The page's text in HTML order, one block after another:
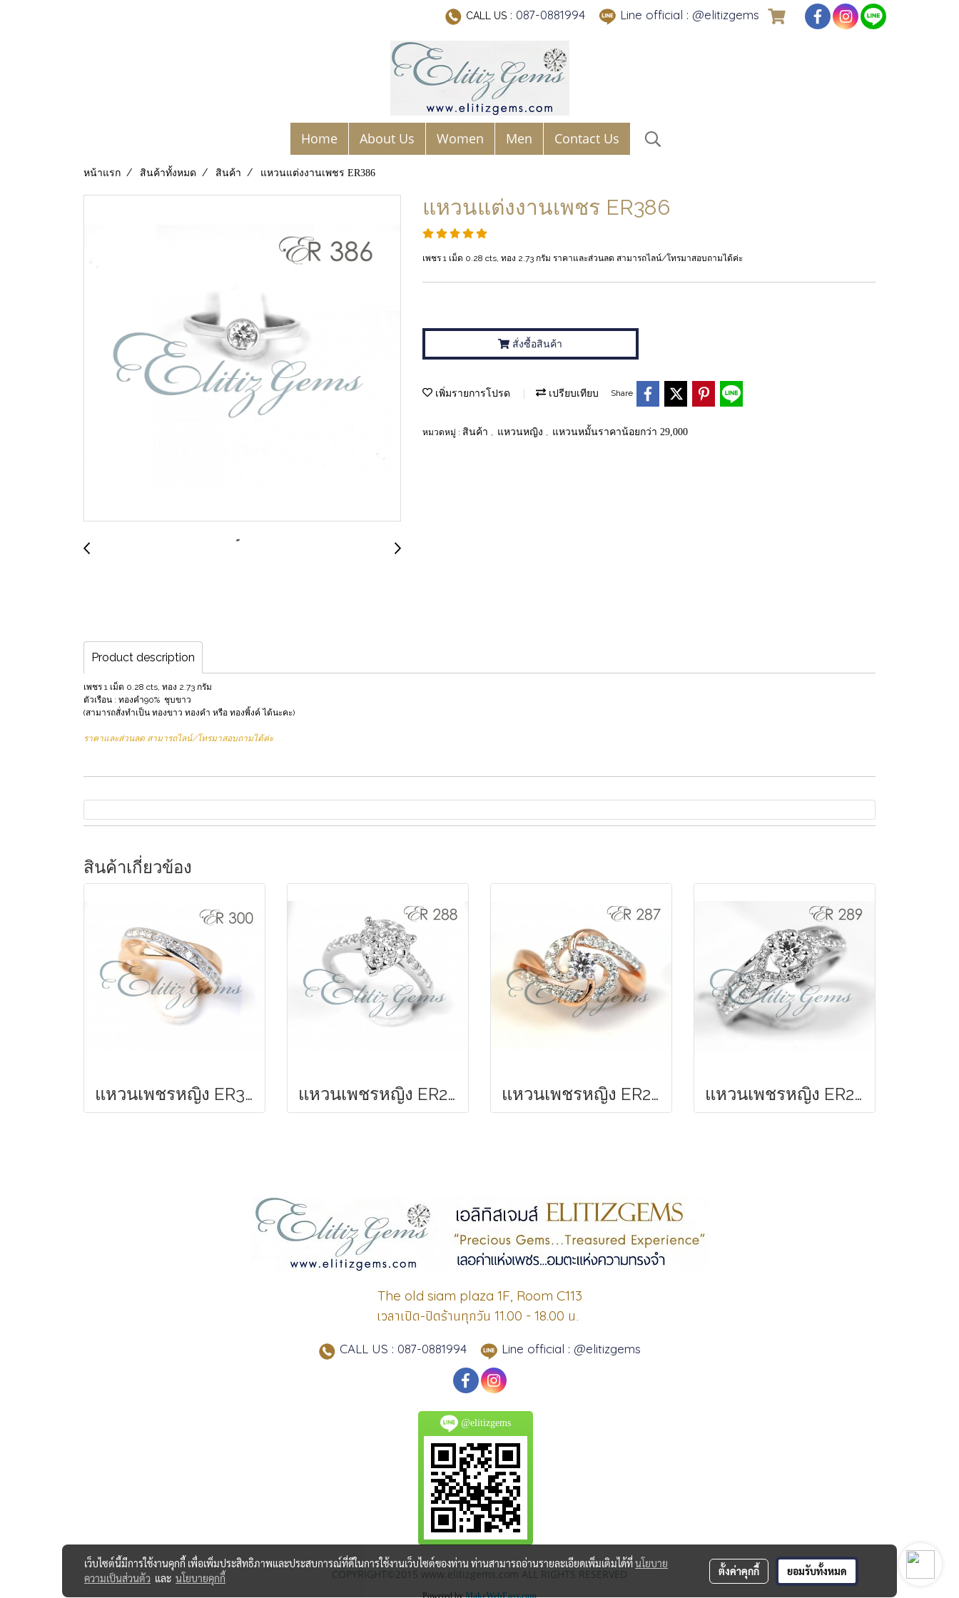
CALL US: 087-0881994 Line official : @elitizgems
Home About Us Women Men Contact Us
หน้าแรก สินค้าทั้งหมด สินค้า แหวนแต่งงานเพชร ER386
แหวนแต่งงานเพชร ER386
เพชร 1 เม็ด 0.28 cts, ทอง 2.73 กรัม ราคาและส่วนลด สามารถไลน์/โทรมาสอบถามได้ค่ะ
สั่งซื้อสินค้า
เพิ่มรายการโปรด เปรียบเทียบ Share
หมวดหมู่ : สินค้า แหวนหญิง แหวนหมั้นราคาน้อยกว่า 29,000
Product description
เพชร 1 เม็ด 0.28 cts, ทอง 2.73 กรัม
ตัวเรือน : ทองคำ90% ชุบขาว
(สามารถสั่งทำเป็น ทองขาว ทองคำ หรือ ทองพิ้งค์ ได้นะคะ)
ราคาและส่วนลด สามารถไลน์/โทรมาสอบถามได้ค่ะ
สินค้าเกี่ยวข้อง
แหวนเพชรหญิง ER300 แหวนเพชรหญิง ER288 แหวนเพชรหญิง ER287 แหวนเพชรหญิง ER289
The old siam plaza 1F, Room C113
เวลาเปิด-ปิดร้านทุกวัน 11.00 - 18.00 น.
CALL US : 087-0881994 Line official : @elitizgems
@elitizgems
COPYRIGHT©2015 www.elitizgems.com ALL RIGHTS RESERVED
Powered byMakeWebEasy.com
เว็บไซต์นี้มีการใช้งานคุกกี้ เพื่อเพิ่มประสิทธิภาพและประสบการณ์ที่ดีในการใช้งานเว็บไซต์ของท่าน ท่านสามารถอ่านรายละเอียดเพิ่มเติมได้ที่นโยบาย
ความเป็นส่วนตัว และ นโยบายคุกกี้
ตั้งค่าคุกกี้ ยอมรับทั้งหมด